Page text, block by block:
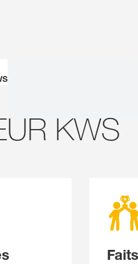
RECEPTOR
KWS